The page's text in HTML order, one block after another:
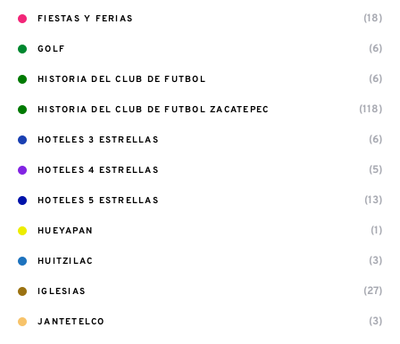
FIESTAS Y FERIAS (18)
GOLF (6)
HISTORIA DEL CLUB DE FUTBOL (6)
HISTORIA DEL CLUB DE FUTBOL ZACATEPEC (118)
HOTELES 3 ESTRELLAS (6)
HOTELES 4 ESTRELLAS (5)
HOTELES 5 ESTRELLAS (13)
HUEYAPAN (1)
HUITZILAC (3)
IGLESIAS (27)
JANTETELCO (3)